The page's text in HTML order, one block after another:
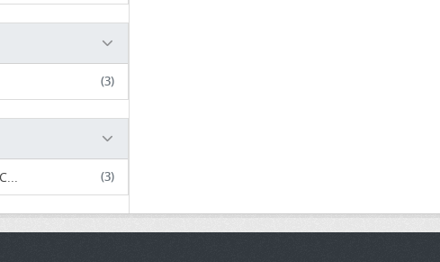
(3)
(3)